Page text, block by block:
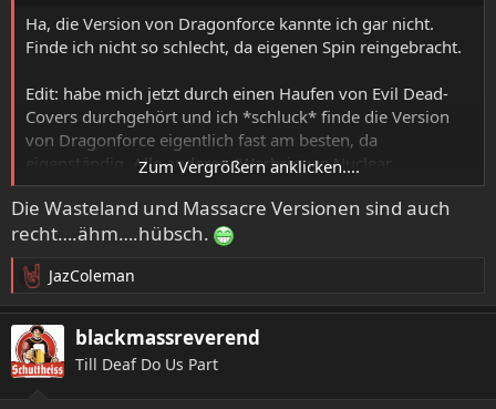
Ha, die Version von Dragonforce kannte ich gar nicht.
Finde ich nicht so schlecht, da eigenen Spin reingebracht.
Edit: habe mich jetzt durch einen Haufen von Evil Dead-
Covers durchgehört und ich *schluck* finde die Version
von Dragonforce eigentlich fast am besten, da
eigenständig. Alle anderen (Warbringer, Nuclear,
Unleashed, Mayhem, Pentagram Chile, Nocturnal Breed,
God Dethroned) sind halt nachgespielt mit teils
schlechteren Vocals...
Zum Vergrößern anklicken....
Die Wasteland und Massacre Versionen sind auch
recht….ähm….hübsch.
R
e
a
k
t
JazColeman
blackmassreverend
Till Deaf Do Us Part